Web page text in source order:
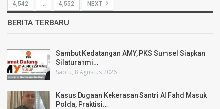
4,542 … 4,552 NEXT
BERITA TERBARU
Sambut Kedatangan AMY, PKS Sumsel Siapkan
Silaturahmi…
Sabtu, 8 Agustus 2026
Kasus Dugaan Kekerasan Santri Al Fahd Masuk
Polda, Praktisi…